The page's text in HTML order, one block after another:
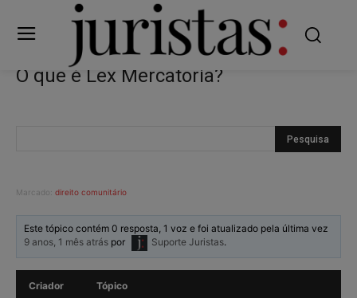
O que é Lex Mercatoria?
Marcado: direito comunitário
Este tópico contém 0 resposta, 1 voz e foi atualizado pela última vez
9 anos, 1 mês atrás por Suporte Juristas.
Criador Tópico